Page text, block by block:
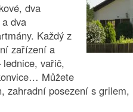
dva
dva
Každý z
zařízení a
lednice, vařič,
Můžete
zahradní posezení s